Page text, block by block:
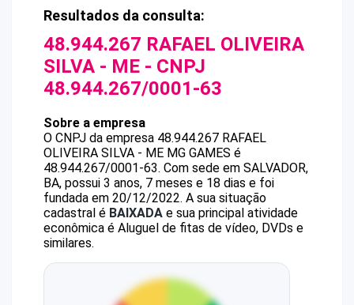
Resultados da consulta:
48.944.267 RAFAEL OLIVEIRA
SILVA - ME - CNPJ
48.944.267/0001-63
Sobre a empresa
O CNPJ da empresa 48.944.267 RAFAEL
OLIVEIRA SILVA - ME MG GAMES é
48.944.267/0001-63. Com sede em SALVADOR,
BA, possui 3 anos, 7 meses e 18 dias e foi
fundada em 20/12/2022. A sua situação
cadastral é BAIXADA e sua principal atividade
econômica é Aluguel de fitas de vídeo, DVDs e
similares.